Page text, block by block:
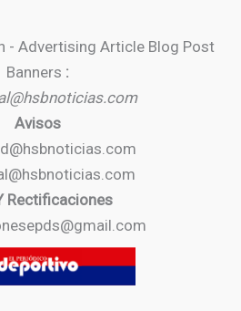
- Advertising Article Blog Post
Banners :
Avisos
Rectificaciones